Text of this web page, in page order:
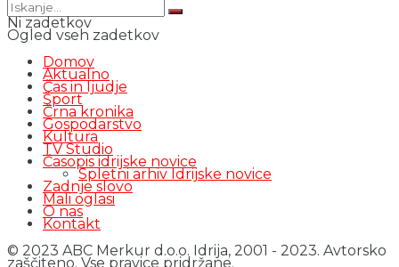
Ni zadetkov
Ogled vseh zadetkov
Domov
Aktualno
Čas in ljudje
Šport
Črna kronika
Gospodarstvo
Kultura
TV Studio
Časopis idrijske novice
Spletni arhiv Idrijske novice
Zadnje slovo
Mali oglasi
O nas
Kontakt
© 2023 ABC Merkur d.o.o. Idrija, 2001 - 2023. Avtorsko
zaščiteno. Vse pravice pridržane.